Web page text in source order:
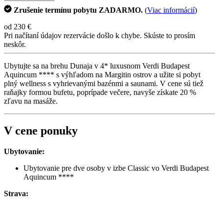
Zrušenie termínu pobytu ZADARMO. (Viac informácií)
od 230 €
Pri načítaní údajov rezervácie došlo k chybe. Skúste to prosím
neskôr.
Ubytujte sa na brehu Dunaja v 4* luxusnom Verdi Budapest
Aquincum **** s výhľadom na Margitin ostrov a užite si pobyt
plný wellness s vyhrievanými bazénmi a saunami. V cene sú tiež
raňajky formou bufetu, poprípade večere, navyše získate 20 %
zľavu na masáže.
V cene ponuky
Ubytovanie:
Ubytovanie pre dve osoby v izbe Classic vo Verdi Budapest
Aquincum ****
Strava: